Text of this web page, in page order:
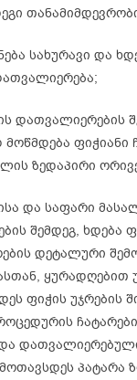
სახურავი და
დათვალიერების
ფიჭიანი
ზედაპირი
და საფარი
შემდეგ, ხდება
დეტალური
ყურადღებით
ფიჭის უჯრების
პატარა